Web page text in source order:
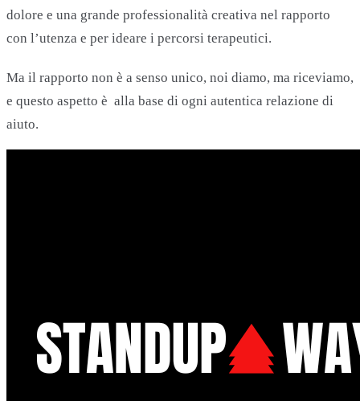
dolore e una grande professionalità creativa nel rapporto
con l’utenza e per ideare i percorsi terapeutici.
Ma il rapporto non è a senso unico, noi diamo, ma riceviamo,
e questo aspetto è alla base di ogni autentica relazione di
aiuto.